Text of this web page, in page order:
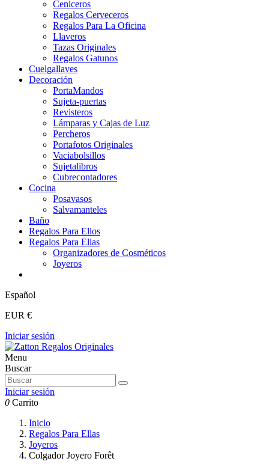
Ceniceros
Regalos Cerveceros
Regalos Para La Oficina
Llaveros
Tazas Originales
Regalos Gatunos
Cuelgallaves
Decoración
PortaMandos
Sujeta-puertas
Revisteros
Lámparas y Cajas de Luz
Percheros
Portafotos Originales
Vaciabolsillos
Sujetalibros
Cubrecontadores
Cocina
Posavasos
Salvamanteles
Baño
Regalos Para Ellos
Regalos Para Ellas
Organizadores de Cosméticos
Joyeros
Español
EUR €
Iniciar sesión
Menu
Buscar
Iniciar sesión
0 Carrito
Inicio
Regalos Para Ellas
Joyeros
Colgador Joyero Forêt